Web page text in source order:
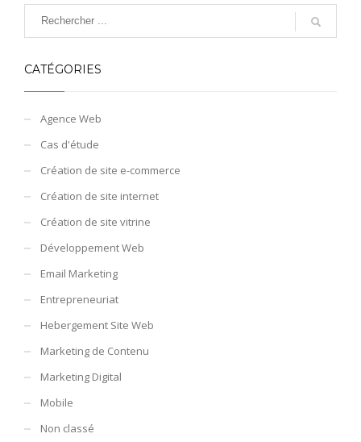
CATÉGORIES
Agence Web
Cas d'étude
Création de site e-commerce
Création de site internet
Création de site vitrine
Développement Web
Email Marketing
Entrepreneuriat
Hebergement Site Web
Marketing de Contenu
Marketing Digital
Mobile
Non classé